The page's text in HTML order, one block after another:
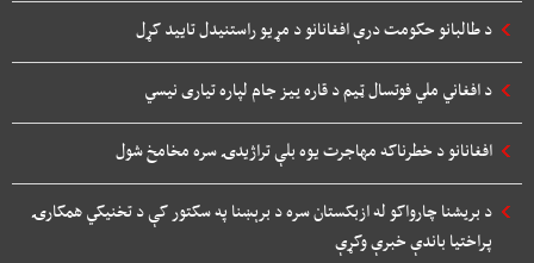
د طالبانو حکومت درې افغانانو د مړیو راستنیدل تایید کړل
د افغاني ملي فوتسال ټیم د قاره ييز جام لپاره تیاری نیسي
افغانانو د خطرناکه مهاجرت یوه بلې تراژیدۍ سره مخامخ شول
د بريشنا چارواکو له ازبکستان سره د برېښنا په سکتور کې د تخنیکي همکارۍ
پراختیا باندې خبرې وکړې